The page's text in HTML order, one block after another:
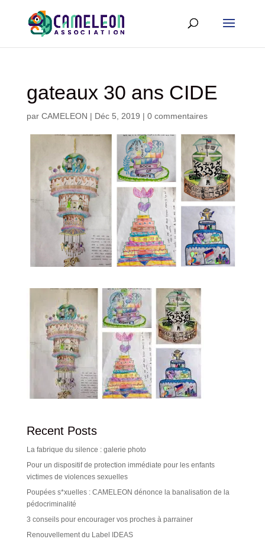
gateaux 30 ans CIDE
par CAMELEON | Déc 5, 2019 | 0 commentaires
Recent Posts
La fabrique du silence : galerie photo
Pour un dispositif de protection immédiate pour les enfants
victimes de violences sexuelles
Poupées s*xuelles : CAMELEON dénonce la banalisation de la
pédocriminalité
3 conseils pour encourager vos proches à parrainer
Renouvellement du Label IDEAS